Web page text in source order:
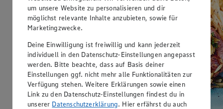
um unsere Website zu personalisieren und dir
möglichst relevante Inhalte anzubieten, sowie für
Marketingzwecke.
Deine Einwilligung ist freiwillig und kann jederzeit
individuell in den Datenschutz-Einstellungen angepasst
werden. Bitte beachte, dass auf Basis deiner
Einstellungen ggf. nicht mehr alle Funktionalitäten zur
Verfügung stehen. Weitere Erklärungen sowie einen
Link zu den Datenschutz-Einstellungen findest du in
unserer Datenschutzerklärung. Hier erfährst du auch